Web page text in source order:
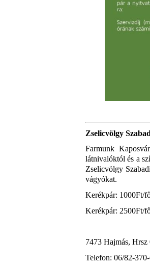
Zselicvölgy
Farmunk
látnivalóktól és a
Zselicvölgy
vágyókat.
Kerékpár: 1000Ft/
Kerékpár: 2500Ft/
7473 Hajmás, Hrsz
Telefon: 06/82-